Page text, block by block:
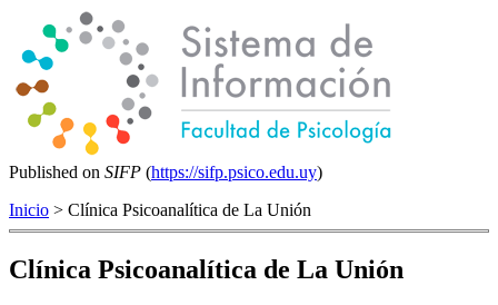
Published on SIFP (https://sifp.psico.edu.uy)
Inicio > Clínica Psicoanalítica de La Unión
Clínica Psicoanalítica de La Unión